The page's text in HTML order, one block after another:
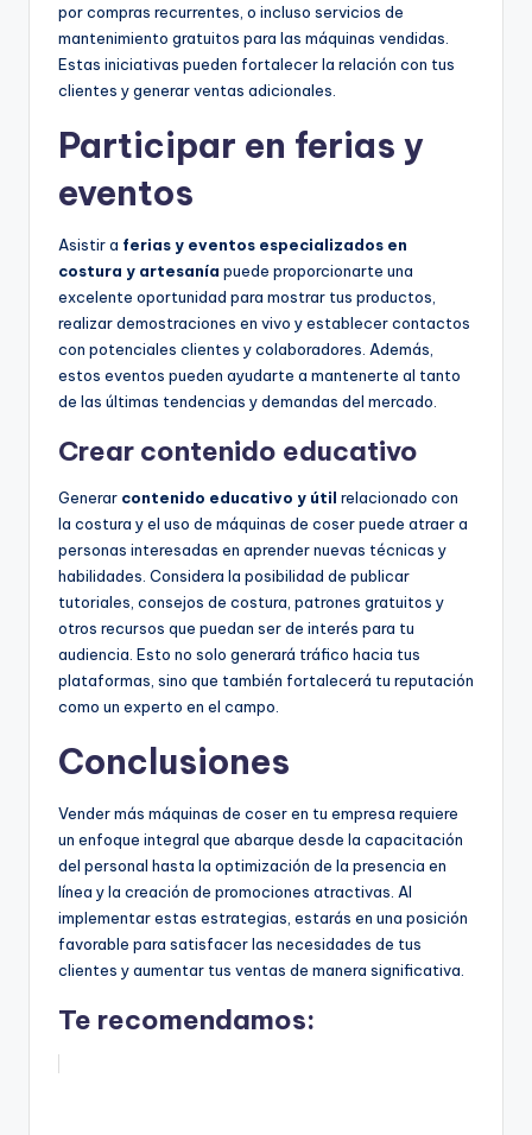
por compras recurrentes, o incluso servicios de
mantenimiento gratuitos para las máquinas vendidas.
Estas iniciativas pueden fortalecer la relación con tus
clientes y generar ventas adicionales.
Participar en ferias y
eventos
Asistir a ferias y eventos especializados en
costura y artesanía puede proporcionarte una
excelente oportunidad para mostrar tus productos,
realizar demostraciones en vivo y establecer contactos
con potenciales clientes y colaboradores. Además,
estos eventos pueden ayudarte a mantenerte al tanto
de las últimas tendencias y demandas del mercado.
Crear contenido educativo
Generar contenido educativo y útil relacionado con
la costura y el uso de máquinas de coser puede atraer a
personas interesadas en aprender nuevas técnicas y
habilidades. Considera la posibilidad de publicar
tutoriales, consejos de costura, patrones gratuitos y
otros recursos que puedan ser de interés para tu
audiencia. Esto no solo generará tráfico hacia tus
plataformas, sino que también fortalecerá tu reputación
como un experto en el campo.
Conclusiones
Vender más máquinas de coser en tu empresa requiere
un enfoque integral que abarque desde la capacitación
del personal hasta la optimización de la presencia en
línea y la creación de promociones atractivas. Al
implementar estas estrategias, estarás en una posición
favorable para satisfacer las necesidades de tus
clientes y aumentar tus ventas de manera significativa.
Te recomendamos: